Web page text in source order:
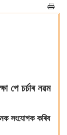
পে চৰ্চাৰ নৱম
সংযোগক কৰিব